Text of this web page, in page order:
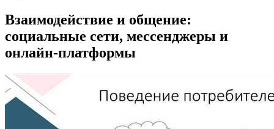
Взаимодействие и общение:
социальные сети, мессенджеры и
онлайн-платформы